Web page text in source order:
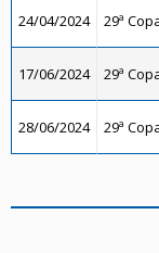
24/04/2024 29ª
17/06/2024 29ª
28/06/2024 29ª